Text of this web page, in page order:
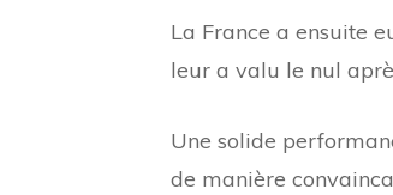
La France a ensuite
leur a valu le nul
Une solide
de manière